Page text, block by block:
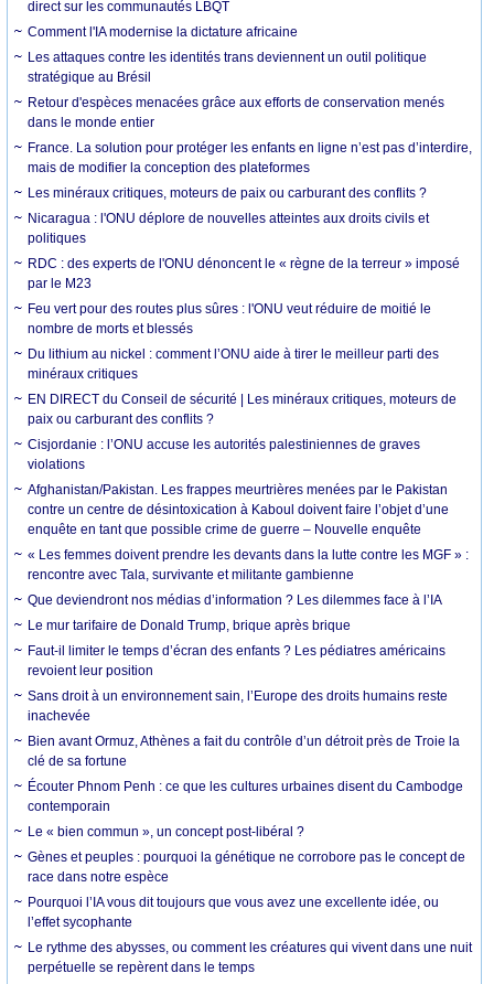
direct sur les communautés LBQT
Comment l'IA modernise la dictature africaine
Les attaques contre les identités trans deviennent un outil politique
stratégique au Brésil
Retour d'espèces menacées grâce aux efforts de conservation menés
dans le monde entier
France. La solution pour protéger les enfants en ligne n’est pas d’interdire,
mais de modifier la conception des plateformes
Les minéraux critiques, moteurs de paix ou carburant des conflits ?
Nicaragua : l'ONU déplore de nouvelles atteintes aux droits civils et
politiques
RDC : des experts de l'ONU dénoncent le « règne de la terreur » imposé
par le M23
Feu vert pour des routes plus sûres : l'ONU veut réduire de moitié le
nombre de morts et blessés
Du lithium au nickel : comment l’ONU aide à tirer le meilleur parti des
minéraux critiques
EN DIRECT du Conseil de sécurité | Les minéraux critiques, moteurs de
paix ou carburant des conflits ?
Cisjordanie : l’ONU accuse les autorités palestiniennes de graves
violations
Afghanistan/Pakistan. Les frappes meurtrières menées par le Pakistan
contre un centre de désintoxication à Kaboul doivent faire l’objet d’une
enquête en tant que possible crime de guerre – Nouvelle enquête
« Les femmes doivent prendre les devants dans la lutte contre les MGF » :
rencontre avec Tala, survivante et militante gambienne
Que deviendront nos médias d’information ? Les dilemmes face à l’IA
Le mur tarifaire de Donald Trump, brique après brique
Faut-il limiter le temps d’écran des enfants ? Les pédiatres américains
revoient leur position
Sans droit à un environnement sain, l’Europe des droits humains reste
inachevée
Bien avant Ormuz, Athènes a fait du contrôle d’un détroit près de Troie la
clé de sa fortune
Écouter Phnom Penh : ce que les cultures urbaines disent du Cambodge
contemporain
Le « bien commun », un concept post-libéral ?
Gènes et peuples : pourquoi la génétique ne corrobore pas le concept de
race dans notre espèce
Pourquoi l’IA vous dit toujours que vous avez une excellente idée, ou
l’effet sycophante
Le rythme des abysses, ou comment les créatures qui vivent dans une nuit
perpétuelle se repèrent dans le temps